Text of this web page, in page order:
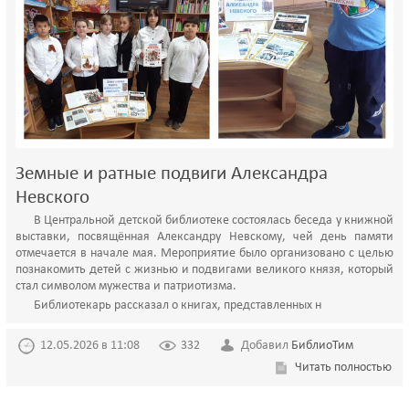
Земные и ратные подвиги Александра
Невского
В Центральной детской библиотеке состоялась беседа у книжной
выставки, посвящённая Александру Невскому, чей день памяти
отмечается в начале мая. Мероприятие было организовано с целью
познакомить детей с жизнью и подвигами великого князя, который
стал символом мужества и патриотизма.
Библиотекарь рассказал о книгах, представленных н
12.05.2026 в 11:08 332 Добавил БиблиоТим
Читать полностью